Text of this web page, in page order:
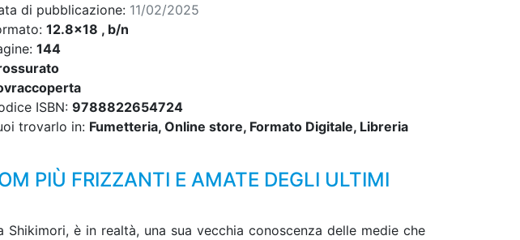
di pubblicazione: 11/02/2025
12.8x18 , b/n
144
ISBN: 9788822654724
trovarlo in: Fumetteria, Online store, Formato Digitale, Libreria
PIÙ FRIZZANTI E AMATE DEGLI ULTIMI
è in realtà, una sua vecchia conoscenza delle medie che